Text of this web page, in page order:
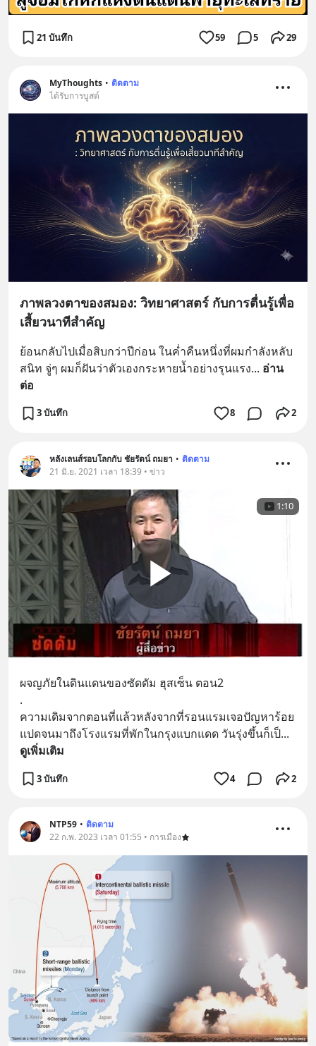
21 บันทึก 59 5 29
MyThoughts • ติดตาม
ได้รับการบูสต์
ภาพลวงตาของสมอง: วิทยาศาสตร์ กับการตื่นรู้เพื่อ
เสี้ยวนาทีสำคัญ
ย้อนกลับไปเมื่อสิบกว่าปีก่อน ในค่ำคืนหนึ่งที่ผมกำลังหลับ
สนิท จู่ๆ ผมก็ฝันว่าตัวเองกระหายน้ำอย่างรุนแรง... อ่าน
ต่อ
3 บันทึก 8 2
หลังเลนส์รอบโลกกับ ชัยรัตน์ ถมยา • ติดตาม
21 มิ.ย. 2021 เวลา 18:39 • ข่าว
1:10
ผจญภัยในดินแดนของซัดดัม ฮุสเซ็น ตอน2
.
ความเดิมจากตอนที่แล้วหลังจากที่รอนแรมเจอปัญหาร้อย
แปดจนมาถึงโรงแรมที่พักในกรุงแบกแดด วันรุ่งขึ้นก็เป็...
ดูเพิ่มเติม
3 บันทึก 4 2
NTP59 • ติดตาม
22 ก.พ. 2023 เวลา 01:55 • การเมือง